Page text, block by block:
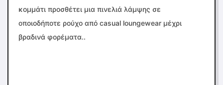
κομμάτι προσθέτει μια πινελιά λάμψης σε
οποιοδήποτε ρούχο από casual loungewear μέχρι
βραδινά φορέματα..